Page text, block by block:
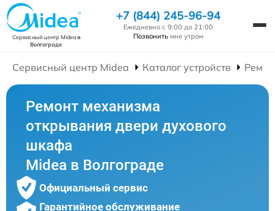
Сервисный центр Mideaв
Волгограде
+7 (844) 245-96-94
Ежедневно с 9:00 до 21:00
Позвонить мне утром
Сервисный центр Midea Каталог устройств
Ремонт механизма
открывания двери духового
шкафа
Midea в Волгограде
Официальный сервис
Гарантийное обслуживание